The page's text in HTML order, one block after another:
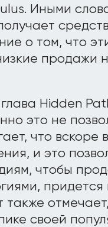
Иными
о том, что
продажи
Hidden
это не
что вскоре
и это
чтобы
придется
своей